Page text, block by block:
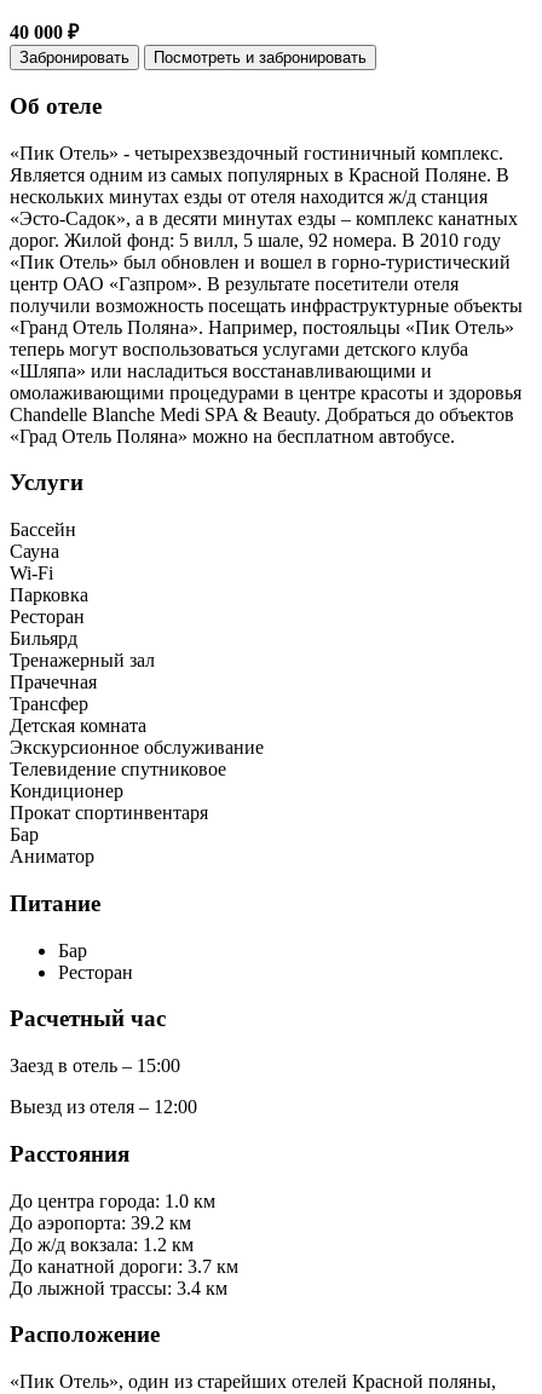
40 000 ₽
Забронировать Посмотреть и забронировать
Об отеле
«Пик Отель» - четырехзвездочный гостиничный комплекс.
Является одним из самых популярных в Красной Поляне. В
нескольких минутах езды от отеля находится ж/д станция
«Эсто-Садок», а в десяти минутах езды – комплекс канатных
дорог. Жилой фонд: 5 вилл, 5 шале, 92 номера. В 2010 году
«Пик Отель» был обновлен и вошел в горно-туристический
центр ОАО «Газпром». В результате посетители отеля
получили возможность посещать инфраструктурные объекты
«Гранд Отель Поляна». Например, постояльцы «Пик Отель»
теперь могут воспользоваться услугами детского клуба
«Шляпа» или насладиться восстанавливающими и
омолаживающими процедурами в центре красоты и здоровья
Chandelle Blanche Medi SPA & Beauty. Добраться до объектов
«Град Отель Поляна» можно на бесплатном автобусе.
Услуги
Бассейн
Сауна
Wi-Fi
Парковка
Ресторан
Бильярд
Тренажерный зал
Прачечная
Трансфер
Детская комната
Экскурсионное обслуживание
Телевидение спутниковое
Кондиционер
Прокат спортинвентаря
Бар
Аниматор
Питание
Бар
Ресторан
Расчетный час
Заезд в отель – 15:00
Выезд из отеля – 12:00
Расстояния
До центра города: 1.0 км
До аэропорта: 39.2 км
До ж/д вокзала: 1.2 км
До канатной дороги: 3.7 км
До лыжной трассы: 3.4 км
Расположение
«Пик Отель», один из старейших отелей Красной поляны,